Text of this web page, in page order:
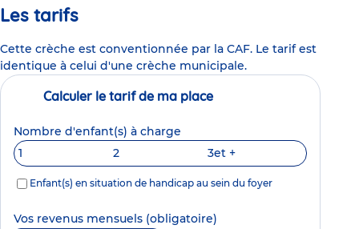
Les tarifs
Cette crèche est conventionnée par la CAF. Le tarif est
identique à celui d'une crèche municipale.
Calculer le tarif de ma place
Nombre d'enfant(s) à charge
1
2 3et +
Enfant(s) en situation de handicap au sein du foyer
Vos revenus mensuels (obligatoire)